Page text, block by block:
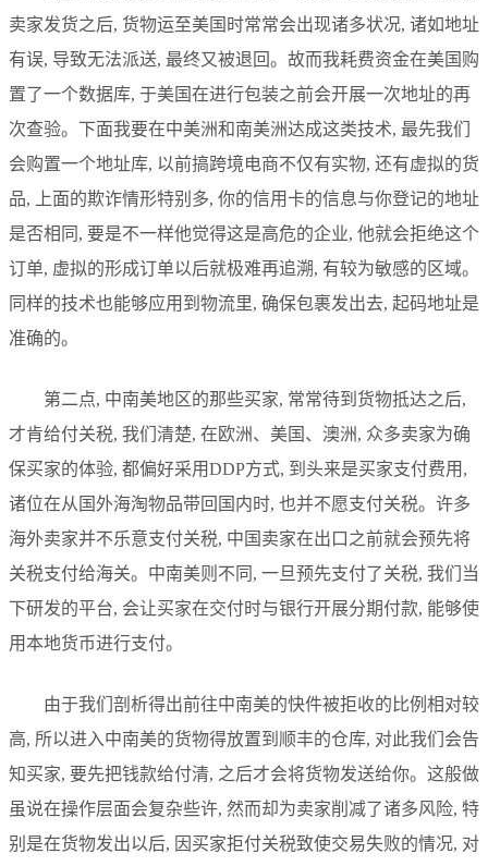
卖家发货之后, 货物运至美国时常常会出现诸多状况, 诸如地址
有误, 导致无法派送, 最终又被退回。故而我耗费资金在美国购
置了一个数据库, 于美国在进行包装之前会开展一次地址的再
次查验。下面我要在中美洲和南美洲达成这类技术, 最先我们
会购置一个地址库, 以前搞跨境电商不仅有实物, 还有虚拟的货
品, 上面的欺诈情形特别多, 你的信用卡的信息与你登记的地址
是否相同, 要是不一样他觉得这是高危的企业, 他就会拒绝这个
订单, 虚拟的形成订单以后就极难再追溯, 有较为敏感的区域。
同样的技术也能够应用到物流里, 确保包裹发出去, 起码地址是
准确的。
第二点, 中南美地区的那些买家, 常常待到货物抵达之后,
才肯给付关税, 我们清楚, 在欧洲、美国、澳洲, 众多卖家为确
保买家的体验, 都偏好采用DDP方式, 到头来是买家支付费用,
诸位在从国外海淘物品带回国内时, 也并不愿支付关税。许多
海外卖家并不乐意支付关税, 中国卖家在出口之前就会预先将
关税支付给海关。中南美则不同, 一旦预先支付了关税, 我们当
下研发的平台, 会让买家在交付时与银行开展分期付款, 能够使
用本地货币进行支付。
由于我们剖析得出前往中南美的快件被拒收的比例相对较
高, 所以进入中南美的货物得放置到顺丰的仓库, 对此我们会告
知买家, 要先把钱款给付清, 之后才会将货物发送给你。这般做
虽说在操作层面会复杂些许, 然而却为卖家削减了诸多风险, 特
别是在货物发出以后, 因买家拒付关税致使交易失败的情况, 对